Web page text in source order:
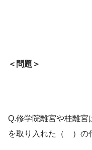
＜問題＞
Q.修学院離宮や桂離宮
を取り入れた（ ）の